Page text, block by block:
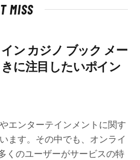
MISS
ン カジノ ブック メー
に注目したいポイン
エンターテインメントに関す
ます。その中でも、オンライ
くのユーザーがサービスの特